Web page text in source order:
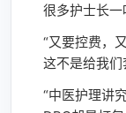
很多护士长一
“又要控费，
这不是给我们
“中医护理讲